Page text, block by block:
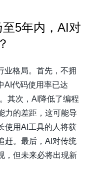
5年内，AI对
业格局。首先，不拥
AI代码使用率已达
其次，AI降低了编程
力的差距，这可能导
使用AI工具的人将获
赶。最后，AI对传统
，但未来必将出现新